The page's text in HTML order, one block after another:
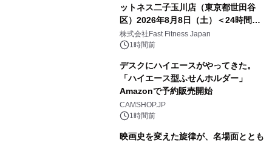
ットネス二子玉川店（東京都世田谷
区）2026年8月8日（土）＜24時間年
中無休のフィットネスジム＞
株式会社Fast Fitness Japan
1時間前
デスクにハイエースがやってきた。
「ハイエース型ふせんホルダー」
Amazonで予約販売開始
CAMSHOP.JP
1時間前
映画史を変えた旋律が、名場面ととも